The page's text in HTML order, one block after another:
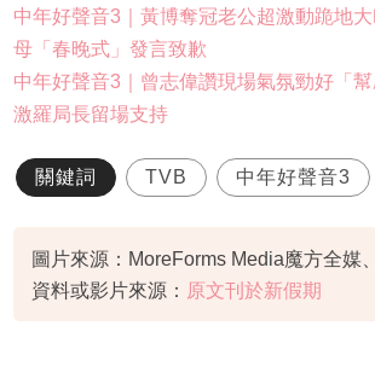
中年好聲音3｜黃博奪冠老公超激動跪地
母「春晚式」發言致歉
中年好聲音3｜曾志偉讚現場氣氛勁好「
激羅局長留場支持
關鍵詞 TVB 中年好聲音3
圖片來源：MoreForms Media魔方全媒
資料或影片來源： 原文刊於新假期